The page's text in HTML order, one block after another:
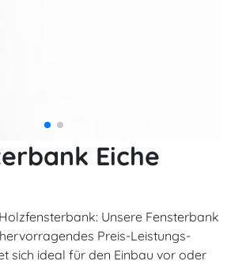
Eiche
Unsere Fensterbank
Preis-Leistungs-
sich ideal für den Einbau vor oder